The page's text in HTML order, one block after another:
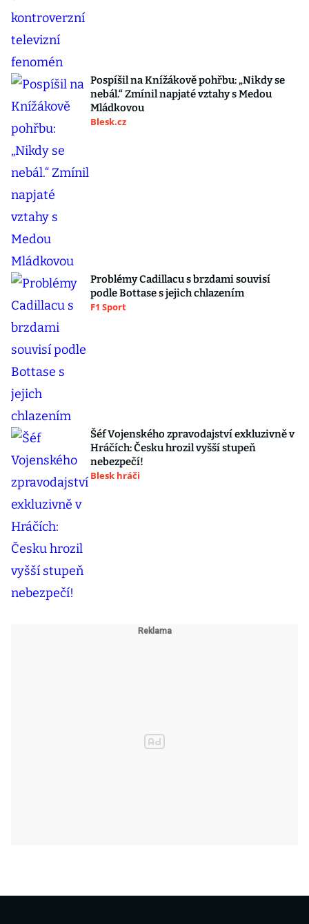
Pospíšil na Knížákově pohřbu: „Nikdy se
nebál.“ Zmínil napjaté vztahy s Medou
Mládkovou
Blesk.cz
Problémy Cadillacu s brzdami souvisí
podle Bottase s jejich chlazením
F1 Sport
Šéf Vojenského zpravodajství exkluzivně v
Hráčích: Česku hrozil vyšší stupeň
nebezpečí!
Blesk hráči